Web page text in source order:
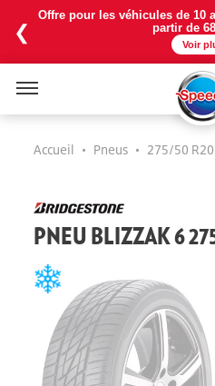
❮
Offre pour les véhicules de 10
partir de
Voir
Accueil • Pneus • 275/50 R20
PNEU BLIZZAK 6